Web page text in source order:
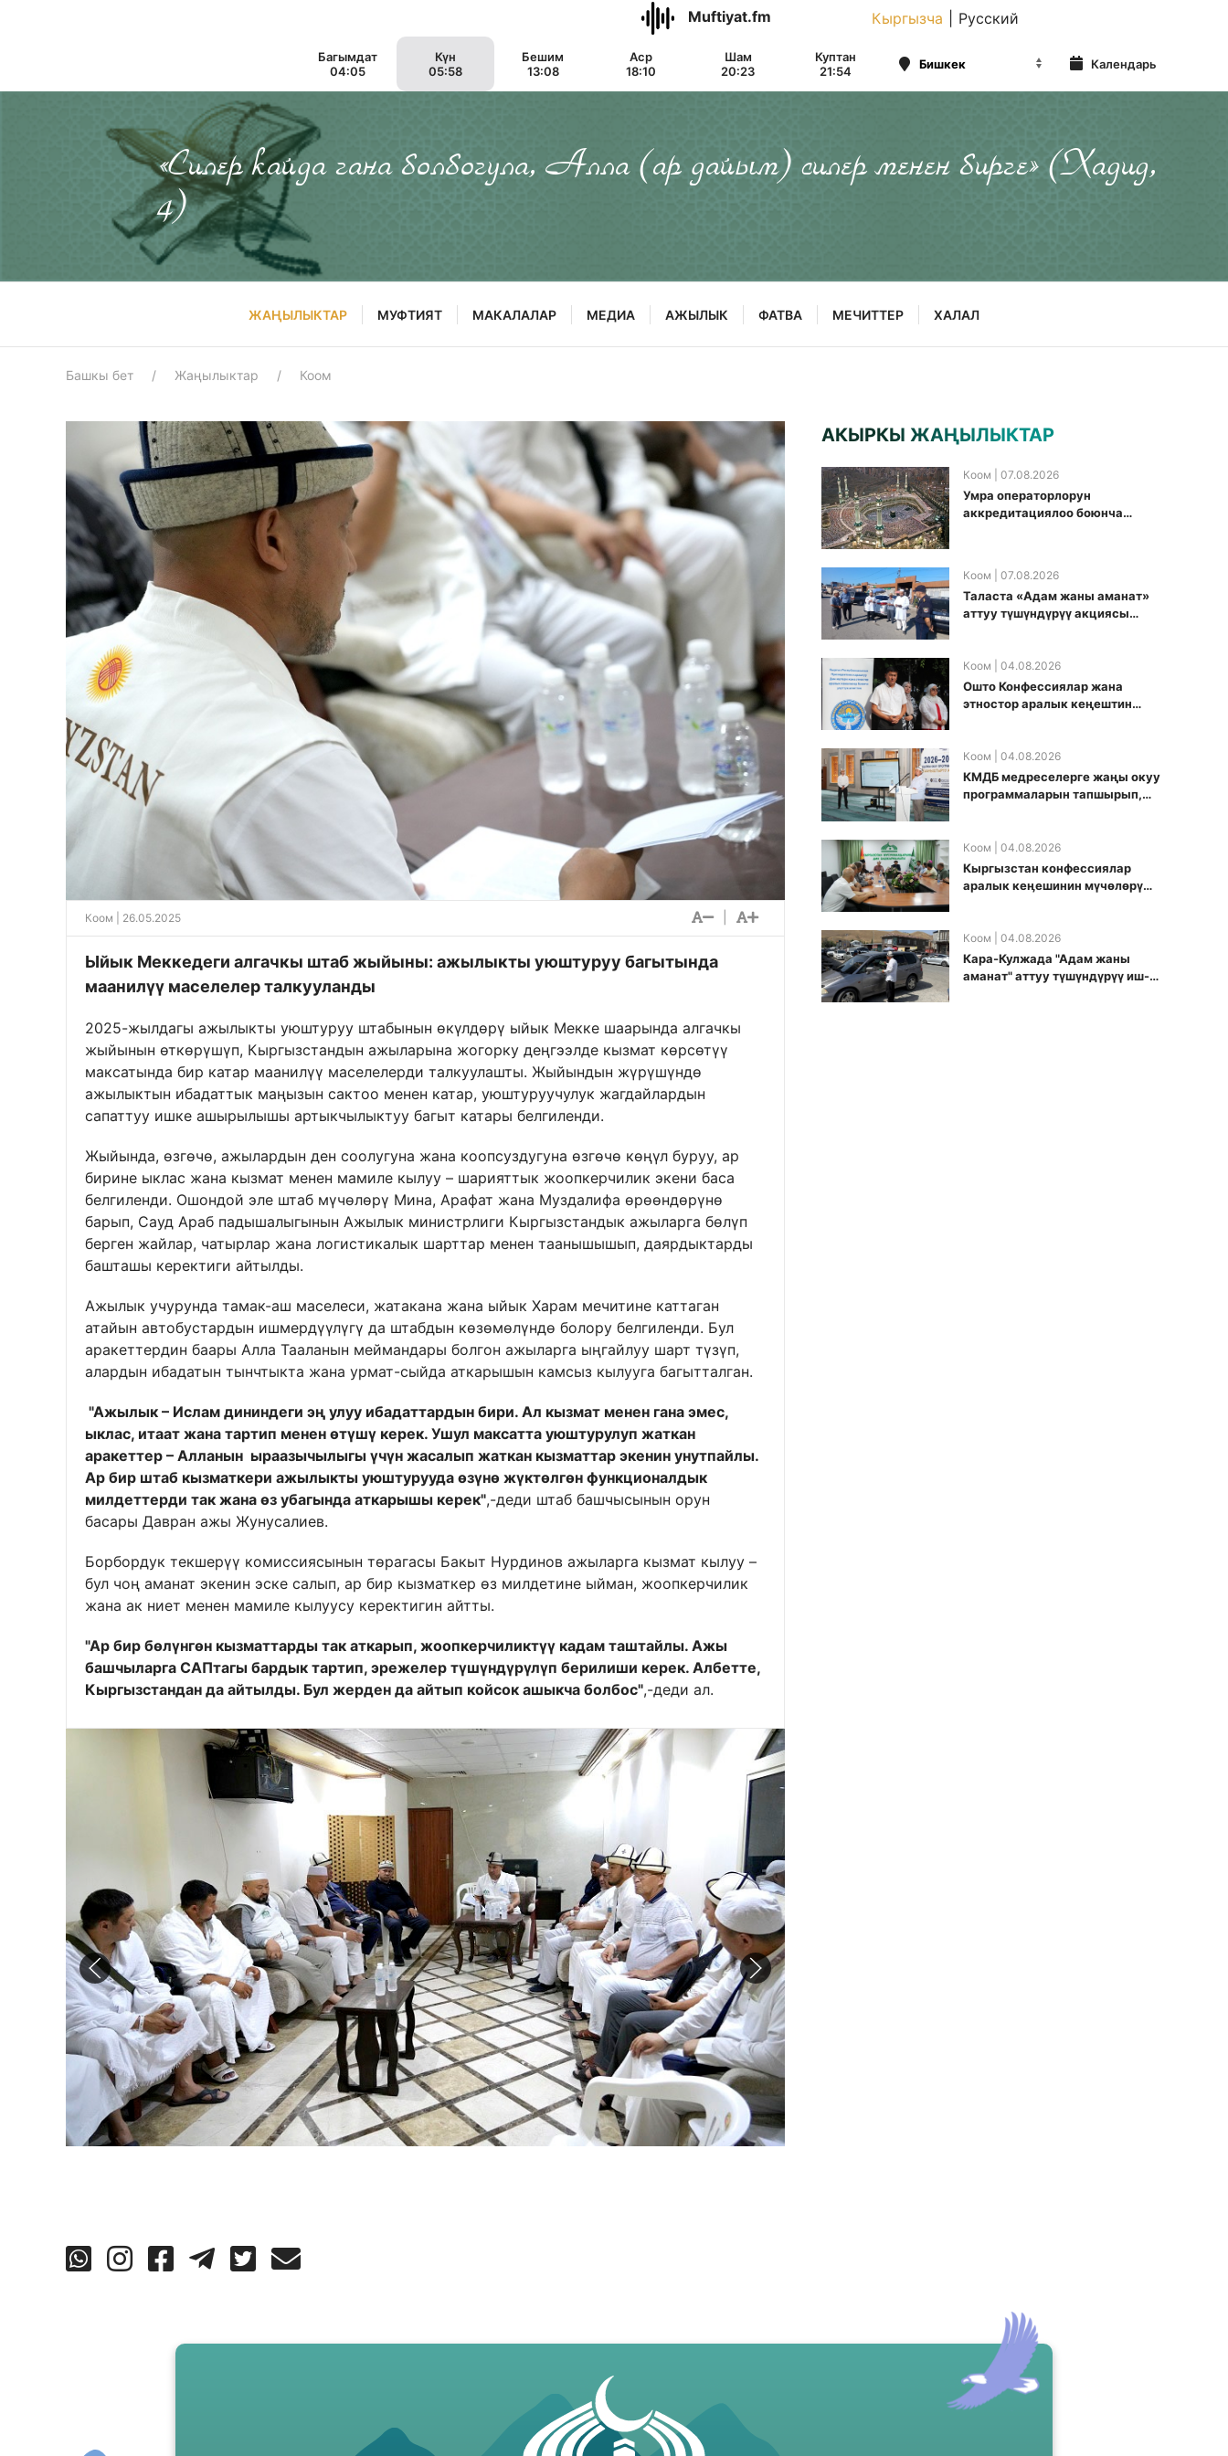
Muftiyat.fm Кыргызча Русский
Багымдат
04:05
Күн
05:58
Бешим
13:08
Аср
18:10
Шам
20:23
Куптан
21:54
Календарь
«Силер кайда гана болбогула, Алла (ар дайым) силер менен бирге» (Хадид,
4)
ЖАҢЫЛЫКТАР МУФТИЯТ МАКАЛАЛАР МЕДИА АЖЫЛЫК ФАТВА МЕЧИТТЕР ХАЛАЛ
Башкы бет Жаңылыктар Коом
Коом | 26.05.2025
Ыйык Меккедеги алгачкы штаб жыйыны: ажылыкты уюштуруу багытында
маанилүү маселелер талкууланды
2025-жылдагы ажылыкты уюштуруу штабынын өкүлдөрү ыйык Мекке шаарында алгачкы
жыйынын өткөрүшүп, Кыргызстандын ажыларына жогорку деңгээлде кызмат көрсөтүү
максатында бир катар маанилүү маселелерди талкуулашты. Жыйындын жүрүшүндө
ажылыктын ибадаттык маңызын сактоо менен катар, уюштуруучулук жагдайлардын
сапаттуу ишке ашырылышы артыкчылыктуу багыт катары белгиленди.
Жыйында, өзгөчө, ажылардын ден соолугуна жана коопсуздугуна өзгөчө көңүл буруу, ар
бирине ыклас жана кызмат менен мамиле кылуу – шарияттык жоопкерчилик экени баса
белгиленди. Ошондой эле штаб мүчөлөрү Мина, Арафат жана Муздалифа өрөөндөрүнө
барып, Сауд Араб падышалыгынын Ажылык министрлиги Кыргызстандык ажыларга бөлүп
берген жайлар, чатырлар жана логистикалык шарттар менен таанышышып, даярдыктарды
башташы керектиги айтылды.
Ажылык учурунда тамак-аш маселеси, жатакана жана ыйык Харам мечитине каттаган
атайын автобустардын ишмердүүлүгү да штабдын көзөмөлүндө болору белгиленди. Бул
аракеттердин баары Алла Тааланын меймандары болгон ажыларга ыңгайлуу шарт түзүп,
алардын ибадатын тынчтыкта жана урмат-сыйда аткарышын камсыз кылууга багытталган.
"Ажылык – Ислам дининдеги эң улуу ибадаттардын бири. Ал кызмат менен гана эмес,
ыклас, итаат жана тартип менен өтүшү керек. Ушул максатта уюштурулуп жаткан
аракеттер – Алланын ыраазычылыгы үчүн жасалып жаткан кызматтар экенин унутпайлы.
Ар бир штаб кызматкери ажылыкты уюштурууда өзүнө жүктөлгөн функционалдык
милдеттерди так жана өз убагында аткарышы керек",-деди штаб башчысынын орун
басары Давран ажы Жунусалиев.
Борбордук текшерүү комиссиясынын төрагасы Бакыт Нурдинов ажыларга кызмат кылуу –
бул чоң аманат экенин эске салып, ар бир кызматкер өз милдетине ыйман, жоопкерчилик
жана ак ниет менен мамиле кылуусу керектигин айтты.
"Ар бир бөлүнгөн кызматтарды так аткарып, жоопкерчиликтүү кадам таштайлы. Ажы
башчыларга САПтагы бардык тартип, эрежелер түшүндүрүлүп берилиши керек. Албетте,
Кыргызстандан да айтылды. Бул жерден да айтып койсок ашыкча болбос",-деди ал.
АКЫРКЫ ЖАҢЫЛЫКТАР
Коом | 07.08.2026
Умра операторлорун
аккредитациялоо боюнча
Коом | 07.08.2026
Таласта «Адам жаны аманат»
аттуу түшүндүрүү акциясы
Коом | 04.08.2026
Ошто Конфессиялар жана
этностор аралык кеңештин
Коом | 04.08.2026
КМДБ медреселерге жаңы окуу
программаларын тапшырып,
киргизди
Коом | 04.08.2026
Кыргызстан конфессиялар
аралык кеӊешинин мүчөлөрү
Коом | 04.08.2026
Кара-Кулжада "Адам жаны
аманат" аттуу түшүндүрүү иш-